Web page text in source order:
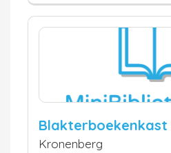
Blakterboekenkast
Kronenberg